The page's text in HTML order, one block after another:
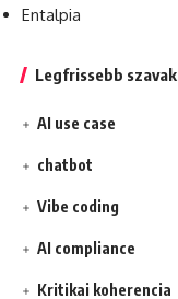
Entalpia
Legfrissebb
AI use case
chatbot
Vibe coding
AI compliance
Kritikai koherencia